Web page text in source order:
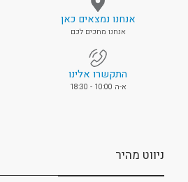
אנחנו נמצאים כאן
אנחנו מחכים לכם
התקשרו אלינו
א-ה 10:00 - 18:30
ניווט מהיר